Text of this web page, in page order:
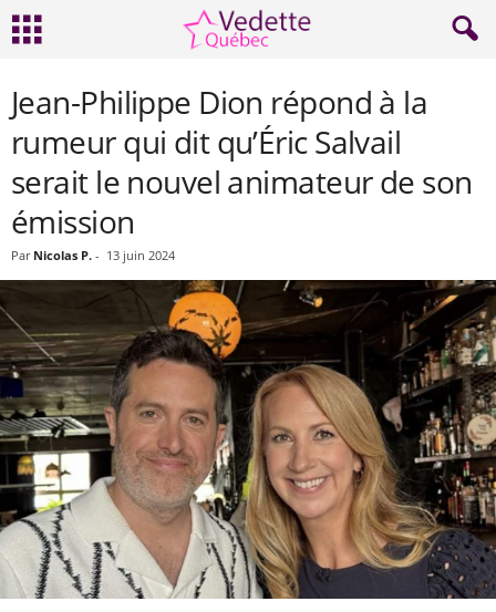
Jean-Philippe Dion répond à la
rumeur qui dit qu’Éric Salvail
serait le nouvel animateur de son
émission
Par Nicolas P. - 13 juin 2024